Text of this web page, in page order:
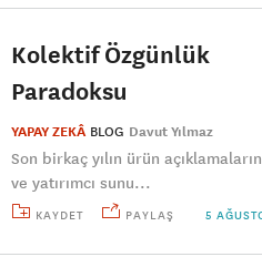
Kolektif Özgünlük
Paradoksu
YAPAY ZEKÂ BLOG Davut Yılmaz
Son birkaç yılın ürün
ve yatırımcı sunu...
KAYDET PAYLAŞ 5